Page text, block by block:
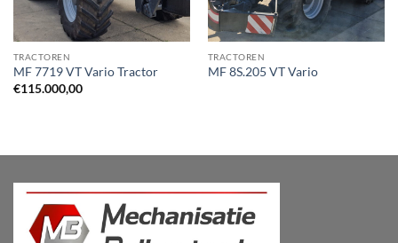
TRACTOREN
MF 7719 VT Vario Tractor
€115.000,00
TRACTOREN
MF 8S.205 VT Vario